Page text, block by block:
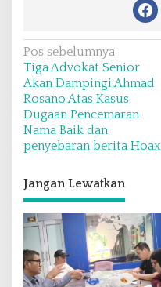
N
a
v
i
g
s
i
p
o
s
Pos sebelumnya
Tiga Advokat Senior
Akan Dampingi Ahmad
Rosano Atas Kasus
Dugaan Pencemaran
Nama Baik dan
penyebaran berita Hoax
Jangan Lewatkan